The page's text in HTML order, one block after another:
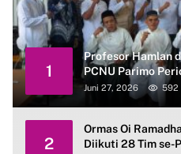
1
Profesor Hamlan
PCNU Parimo
Juni 27, 2026 592
2
Ormas Oi
Diikuti 28 Tim se-